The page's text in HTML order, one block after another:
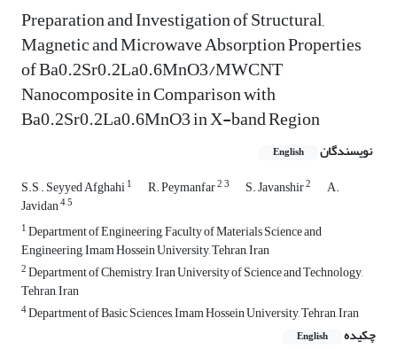
Preparation and Investigation of Structural,
Magnetic and Microwave Absorption Properties
of Ba0.2Sr0.2La0.6MnO3/MWCNT
Nanocomposite in Comparison with
Ba0.2Sr0.2La0.6MnO3 in X-band Region
نویسندگان English
S.S . Seyyed Afghahi1 R. Peymanfar23 S. Javanshir2 A.
Javidan45
1Department of Engineering, Faculty of Materials Science and
Engineering, Imam Hossein University, Tehran, Iran
2Department of Chemistry, Iran University of Science and Technology,
Tehran, Iran
4Department of Basic Sciences, Imam Hossein University, Tehran, Iran
چکیده
English